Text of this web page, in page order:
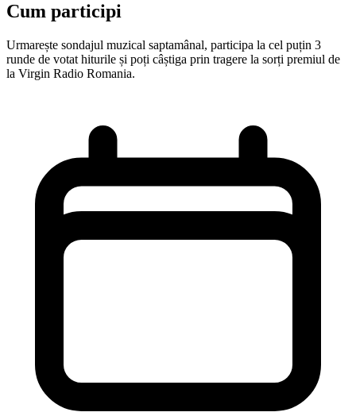
Cum participi
Urmarește sondajul muzical saptamânal, participa la cel puțin 3
runde de votat hiturile și poți câștiga prin tragere la sorți premiul de
la Virgin Radio Romania.